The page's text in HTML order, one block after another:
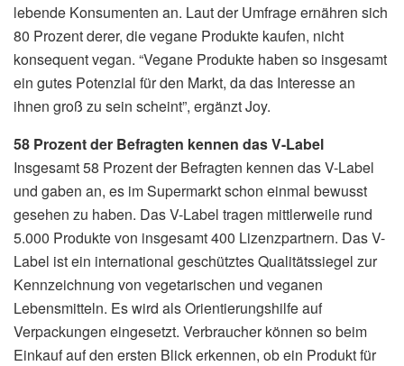
lebende Konsumenten an. Laut der Umfrage ernähren sich
80 Prozent derer, die vegane Produkte kaufen, nicht
konsequent vegan. “Vegane Produkte haben so insgesamt
ein gutes Potenzial für den Markt, da das Interesse an
ihnen groß zu sein scheint”, ergänzt Joy.
58 Prozent der Befragten kennen das V-Label
Insgesamt 58 Prozent der Befragten kennen das V-Label
und gaben an, es im Supermarkt schon einmal bewusst
gesehen zu haben. Das V-Label tragen mittlerweile rund
5.000 Produkte von insgesamt 400 Lizenzpartnern. Das V-
Label ist ein international geschütztes Qualitätssiegel zur
Kennzeichnung von vegetarischen und veganen
Lebensmitteln. Es wird als Orientierungshilfe auf
Verpackungen eingesetzt. Verbraucher können so beim
Einkauf auf den ersten Blick erkennen, ob ein Produkt für